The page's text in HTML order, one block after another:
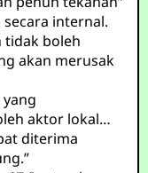
internal.
tidak boleh
akan merusak
aktor lokal…
diterima